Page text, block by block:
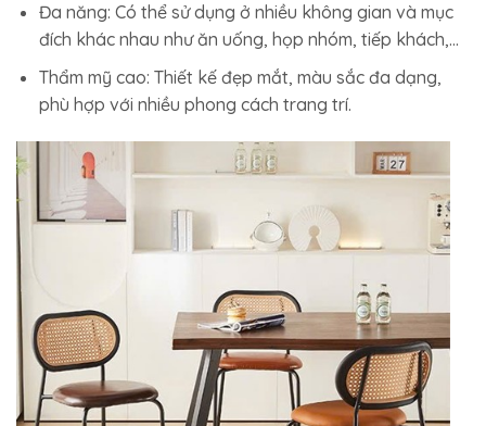
Đa năng: Có thể sử dụng ở nhiều không gian và mục
đích khác nhau như ăn uống, họp nhóm, tiếp khách,…
Thẩm mỹ cao: Thiết kế đẹp mắt, màu sắc đa dạng,
phù hợp với nhiều phong cách trang trí.